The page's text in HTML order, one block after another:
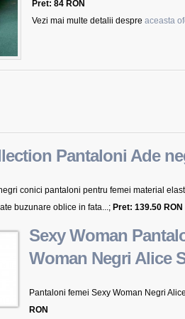
Pret: 84 RON
Vezi mai multe detalii despre aceasta
Pantaloni Ade
conici pantaloni pentru femei material
buzunare oblice in fata...; Pret: 139.50 RON
Sexy Woman
Woman Negri Alice
Pantaloni femei Sexy Woman Negri
RON